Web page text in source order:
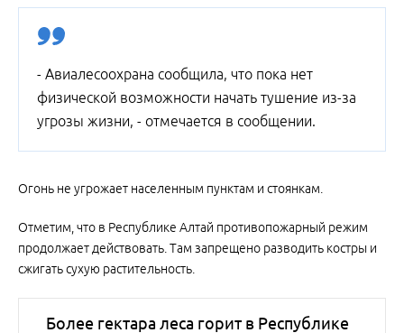
- Авиалесоохрана сообщила, что пока нет
физической возможности начать тушение из-за
угрозы жизни, - отмечается в сообщении.
Огонь не угрожает населенным пунктам и стоянкам.
Отметим, что в Республике Алтай противопожарный режим
продолжает действовать. Там запрещено разводить костры и
сжигать сухую растительность.
Более гектара леса горит в Республике